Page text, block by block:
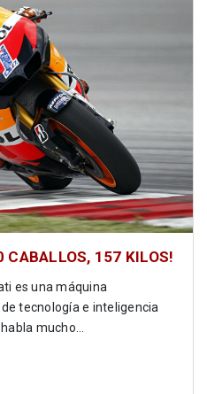
CABALLOS, 157 KILOS!
es una máquina
tecnología e inteligencia
mucho...